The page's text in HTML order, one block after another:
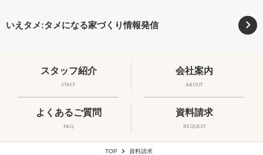
いえタメ:タメになる家づくり情報発信
スタッフ紹介
STAFF
会社案内
ABOUT
よくあるご質問
FAQ
資料請求
REQUEST
TOP 資料請求